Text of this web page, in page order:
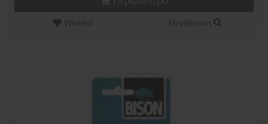
Wishlist Μεγέθυνση